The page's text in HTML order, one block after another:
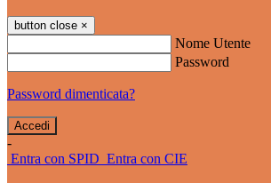
button close ×
Nome Utente
Password
Password dimenticata?
-
Entra con SPID Entra con CIE